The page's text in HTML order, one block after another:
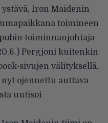
Iron Maidenin
toimineen
toiminnanjohtaja
Pergjoni kuitenkin
sivujen välityksellä,
ojennettu auttava
uutisoi